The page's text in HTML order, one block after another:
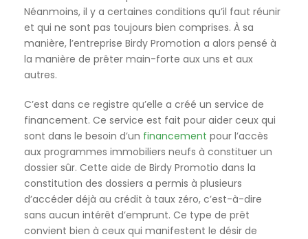
Néanmoins, il y a certaines conditions qu’il faut réunir
et qui ne sont pas toujours bien comprises. À sa
manière, l’entreprise Birdy Promotion a alors pensé à
la manière de prêter main-forte aux uns et aux
autres.
C’est dans ce registre qu’elle a créé un service de
financement. Ce service est fait pour aider ceux qui
sont dans le besoin d’un financement pour l’accès
aux programmes immobiliers neufs à constituer un
dossier sûr. Cette aide de Birdy Promotio dans la
constitution des dossiers a permis à plusieurs
d’accéder déjà au crédit à taux zéro, c’est-à-dire
sans aucun intérêt d’emprunt. Ce type de prêt
convient bien à ceux qui manifestent le désir de